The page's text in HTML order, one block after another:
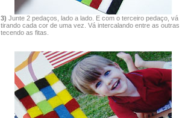
3) Junte 2 pedaços, lado a lado. E com o terceiro pedaço, vá
tirando cada cor de uma vez. Vá intercalando entre as outras
tecendo as fitas.